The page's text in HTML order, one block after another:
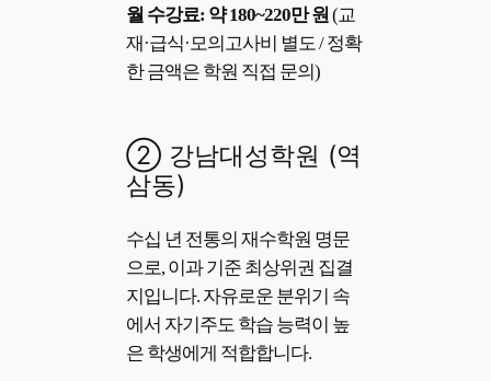
월 수강료: 약 180~220만 원 (교
재·급식·모의고사비 별도 / 정확
한 금액은 학원 직접 문의)
② 강남대성학원 (역
삼동)
수십 년 전통의 재수학원 명문
으로, 이과 기준 최상위권 집결
지입니다. 자유로운 분위기 속
에서 자기주도 학습 능력이 높
은 학생에게 적합합니다.